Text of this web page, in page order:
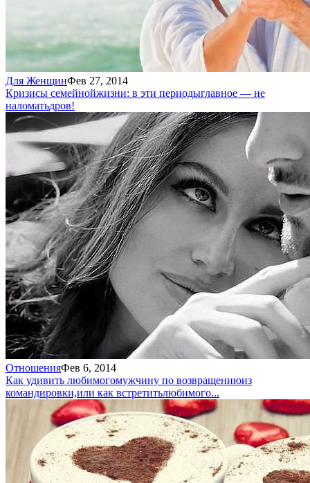
Для ЖенщинФев 27, 2014
Кризисы семейнойжизни: в эти периодыглавное — не
наломатьдров!
ОтношенияФев 6, 2014
Как удивить любимогомужчину по возвращениюиз
командировки,или как встретитьлюбимого...